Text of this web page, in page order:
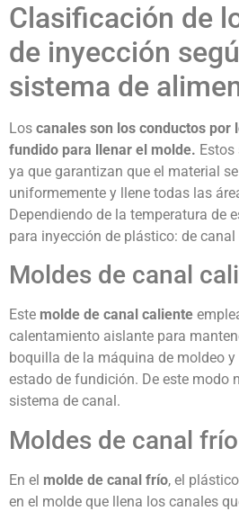
Clasificación de
de inyección
sistema de
Los canales son los conductos por
fundido para llenar el molde.
ya que garantizan que el material
uniformemente y llene todas las
Dependiendo de la temperatura de
para inyección de plástico: de
Moldes de canal
Este molde de canal caliente
calentamiento aislante para
boquilla de la máquina de moldeo
estado de fundición. De este modo
sistema de canal.
Moldes de canal frío
En el molde de canal frío, el
en el molde que llena los canales